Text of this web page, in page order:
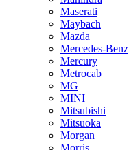
Maserati
Maybach
Mazda
Mercedes-Benz
Mercury
Metrocab
MG
MINI
Mitsubishi
Mitsuoka
Morgan
Morris